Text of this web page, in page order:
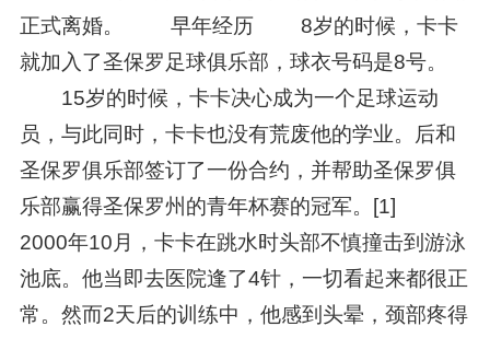
正式离婚。 早年经历 8岁的时候，卡卡
就加入了圣保罗足球俱乐部，球衣号码是8号。
15岁的时候，卡卡决心成为一个足球运动
员，与此同时，卡卡也没有荒废他的学业。后和
圣保罗俱乐部签订了一份合约，并帮助圣保罗俱
乐部赢得圣保罗州的青年杯赛的冠军。[1]
2000年10月，卡卡在跳水时头部不慎撞击到游泳
池底。他当即去医院逢了4针，一切看起来都很正
常。然而2天后的训练中，他感到头晕，颈部疼得